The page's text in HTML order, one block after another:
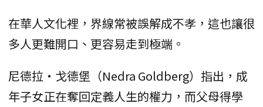
在華人文化裡，界線常被誤解成不孝，這也讓很
多人更難開口、更容易走到極端。
尼德拉・戈德堡（Nedra Goldberg）指出，成
年子女正在奪回定義人生的權力，而父母得學